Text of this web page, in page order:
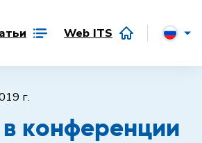
Web ITS
г.
в конференции